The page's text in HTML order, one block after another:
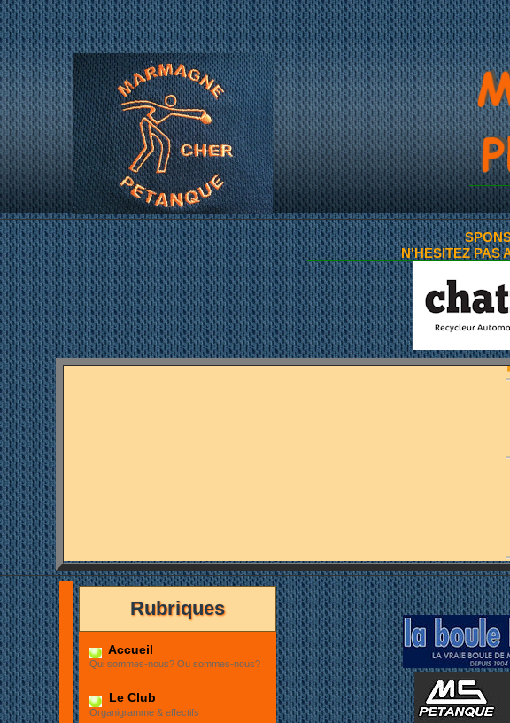
N'HESITEZ PAS
...LES PETITES
VOUS
Et plein
Rubriques
Accueil
Qui sommes-nous? Ou sommes-nous?
Le Club
Organigramme & effectifs